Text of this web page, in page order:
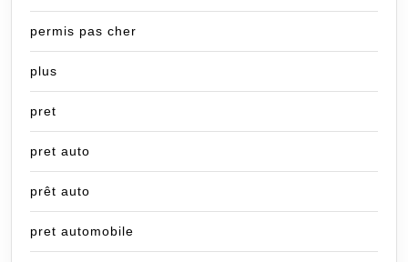
permis pas cher
plus
pret
pret auto
prêt auto
pret automobile